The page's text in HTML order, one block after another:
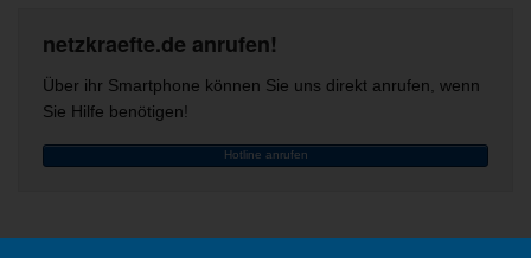
netzkraefte.de anrufen!
Über ihr Smartphone können Sie uns direkt anrufen, wenn
Sie Hilfe benötigen!
Hotline anrufen